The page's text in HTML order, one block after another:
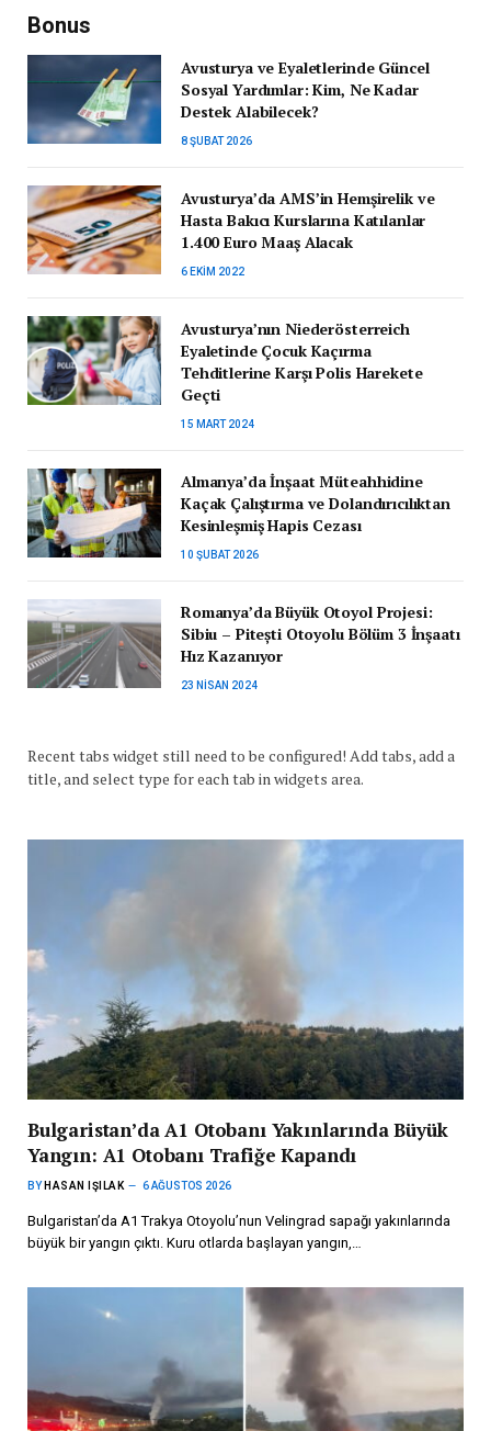
Bonus
Avusturya ve Eyaletlerinde Güncel
Sosyal Yardımlar: Kim, Ne Kadar
Destek Alabilecek?
8 ŞUBAT 2026
Avusturya’da AMS’in Hemşirelik ve
Hasta Bakıcı Kurslarına Katılanlar
1.400 Euro Maaş Alacak
6 EKIM 2022
Avusturya’nın Niederösterreich
Eyaletinde Çocuk Kaçırma
Tehditlerine Karşı Polis Harekete
Geçti
15 MART 2024
Almanya’da İnşaat Müteahhidine
Kaçak Çalıştırma ve Dolandırıcılıktan
Kesinleşmiş Hapis Cezası
10 ŞUBAT 2026
Romanya’da Büyük Otoyol Projesi:
Sibiu – Pitești Otoyolu Bölüm 3 İnşaatı
Hız Kazanıyor
23 NISAN 2024
Recent tabs widget still need to be configured! Add tabs, add a
title, and select type for each tab in widgets area.
Bulgaristan’da A1 Otobanı Yakınlarında Büyük
Yangın: A1 Otobanı Trafiğe Kapandı
BY HASAN IŞILAK 6 AĞUSTOS 2026
Bulgaristan’da A1 Trakya Otoyolu’nun Velingrad sapağı yakınlarında
büyük bir yangın çıktı. Kuru otlarda başlayan yangın,…